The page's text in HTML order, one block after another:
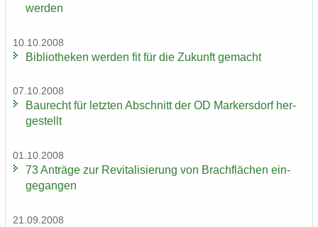
wer­den
10.10.2008
Bi­blio­the­ken wer­den fit für die Zu­kunft ge­macht
07.10.2008
Bau­recht für letz­ten Ab­schnitt der OD Mar­kers­dorf her­
ge­stellt
01.10.2008
73 An­trä­ge zur Re­vi­ta­li­sie­rung von Brach­flä­chen ein­
ge­gan­gen
21.09.2008